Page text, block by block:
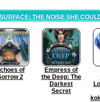
SURFACE: THE NOISE SHE
of
2
Empress of
the Deep: The
Darkest
Secret